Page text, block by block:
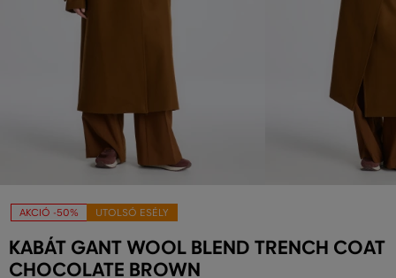
AKCIÓ -50% UTOLSÓ ESÉLY
KABÁT GANT WOOL BLEND TRENCH COAT
CHOCOLATE BROWN